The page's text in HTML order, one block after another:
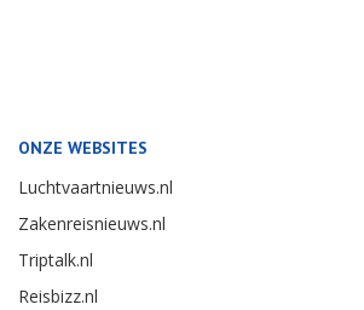
ONZE WEBSITES
Luchtvaartnieuws.nl
Zakenreisnieuws.nl
Triptalk.nl
Reisbizz.nl